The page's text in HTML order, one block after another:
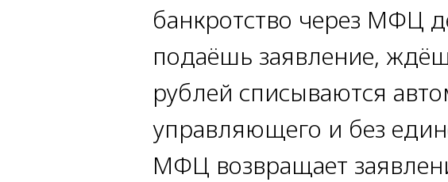
банкротство через МФЦ
подаёшь заявление,
рублей списываются
управляющего и без
МФЦ возвращает